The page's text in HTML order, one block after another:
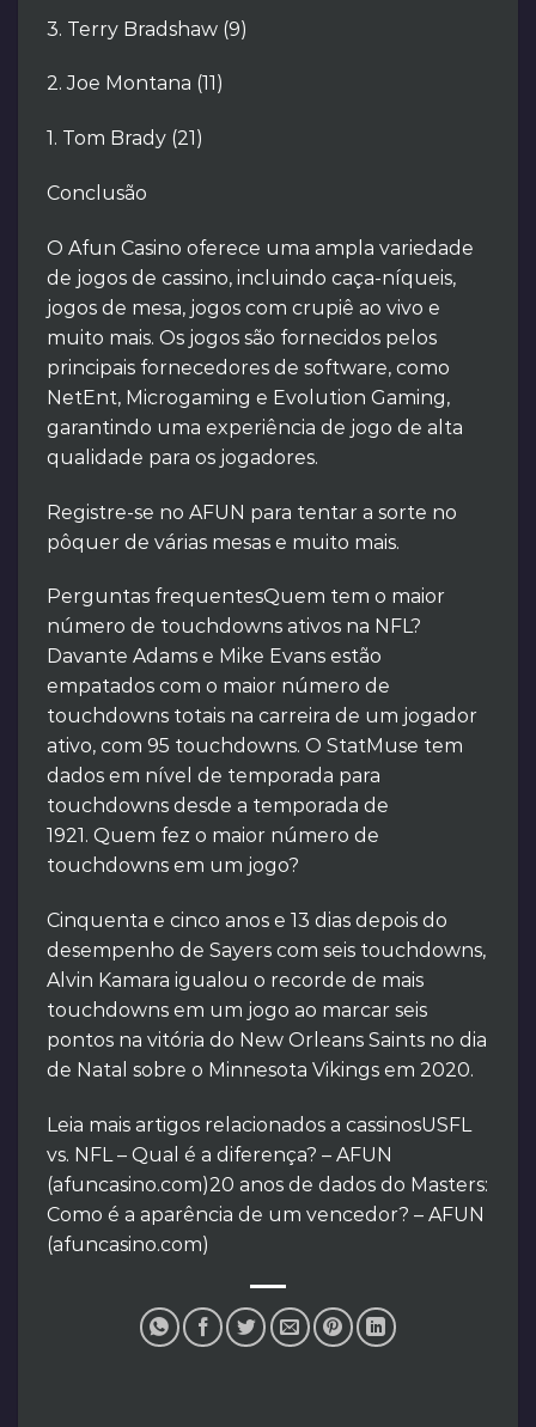
3. Terry Bradshaw (9)
2. Joe Montana (11)
1. Tom Brady (21)
Conclusão
O Afun Casino oferece uma ampla variedade
de jogos de cassino, incluindo caça-níqueis,
jogos de mesa, jogos com crupiê ao vivo e
muito mais. Os jogos são fornecidos pelos
principais fornecedores de software, como
NetEnt, Microgaming e Evolution Gaming,
garantindo uma experiência de jogo de alta
qualidade para os jogadores.
Registre-se no AFUN para tentar a sorte no
pôquer de várias mesas e muito mais.
Perguntas frequentesQuem tem o maior
número de touchdowns ativos na NFL?
Davante Adams e Mike Evans estão
empatados com o maior número de
touchdowns totais na carreira de um jogador
ativo, com 95 touchdowns. O StatMuse tem
dados em nível de temporada para
touchdowns desde a temporada de
1921. Quem fez o maior número de
touchdowns em um jogo?
Cinquenta e cinco anos e 13 dias depois do
desempenho de Sayers com seis touchdowns,
Alvin Kamara igualou o recorde de mais
touchdowns em um jogo ao marcar seis
pontos na vitória do New Orleans Saints no dia
de Natal sobre o Minnesota Vikings em 2020.
Leia mais artigos relacionados a cassinosUSFL
vs. NFL – Qual é a diferença? – AFUN
(afuncasino.com)20 anos de dados do Masters:
Como é a aparência de um vencedor? – AFUN
(afuncasino.com)